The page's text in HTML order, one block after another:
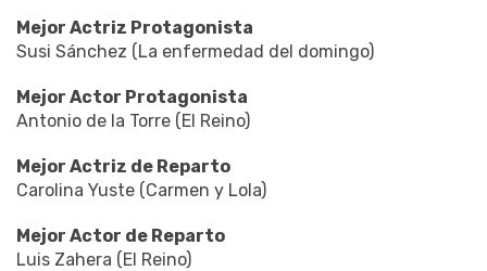
Mejor Actriz Protagonista
Susi Sánchez (La enfermedad del domingo)
Mejor Actor Protagonista
Antonio de la Torre (El Reino)
Mejor Actriz de Reparto
Carolina Yuste (Carmen y Lola)
Mejor Actor de Reparto
Luis Zahera (El Reino)